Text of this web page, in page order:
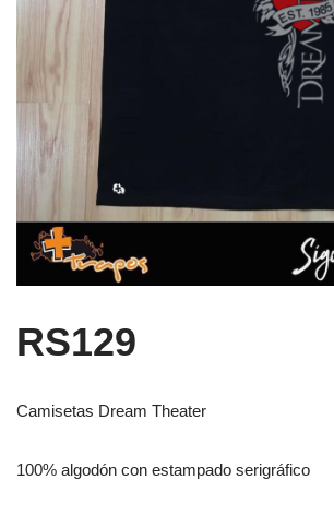
RS129
Camisetas Dream Theater
100% algodón con estampado serigráfico